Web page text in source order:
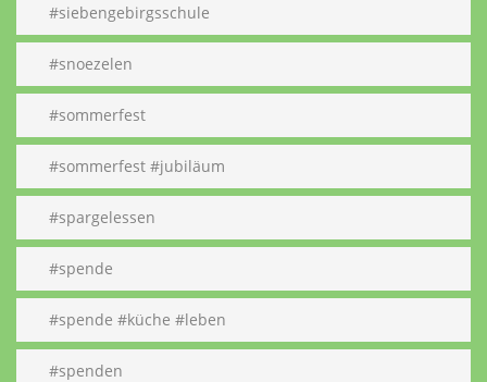
#siebengebirgsschule
#snoezelen
#sommerfest
#sommerfest #jubiläum
#spargelessen
#spende
#spende #küche #leben
#spenden